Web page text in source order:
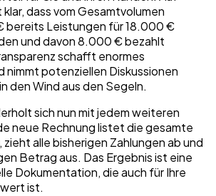
klar, dass vom Gesamtvolumen
bereits Leistungen für 18.000 €
und davon 8.000 € bezahlt
schafft enormes
nimmt potenziellen Diskussionen
den Wind aus den Segeln.
sich nun mit jedem weiteren
neue Rechnung listet die gesamte
alle bisherigen Zahlungen ab und
Betrag aus. Das Ergebnis ist eine
Dokumentation, die auch für Ihre
ist.